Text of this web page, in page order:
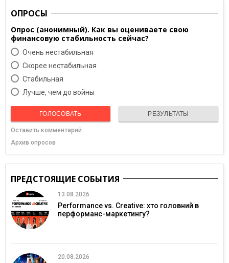
ОПРОСЫ
Опрос (анонимный). Как вы оцениваете свою
финансовую стабильность сейчас?
Очень нестабильная
Скорее нестабильная
Cтабильная
Лучше, чем до войны
ГОЛОСОВАТЬ РЕЗУЛЬТАТЫ
Оставить комментарий
Архив опросов
ПРЕДСТОЯЩИЕ СОБЫТИЯ
13.08.2026
Performance vs. Creative: хто головний в
перформанс-маркетингу?
20.08.2026